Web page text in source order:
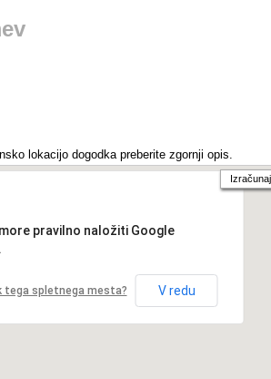
lokacijo dogodka preberite zgornji opis.
pravilno naložiti Google
tega spletnega mesta? V redu